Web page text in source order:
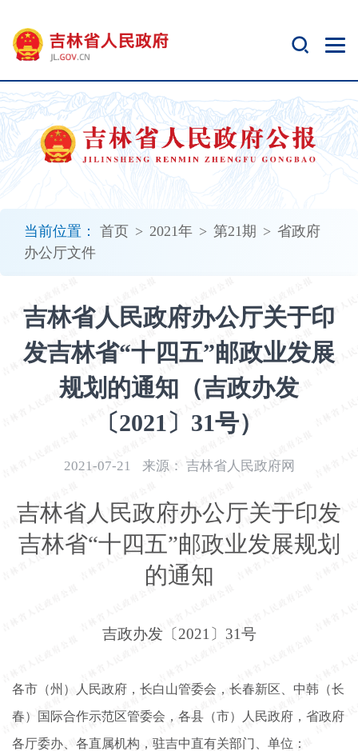
当前位置： 首页 > 2021年 > 第21期 > 省政府
办公厅文件
吉林省人民政府办公厅关于印
发吉林省“十四五”邮政业发展
规划的通知（吉政办发
〔2021〕31号）
2021-07-21 来源： 吉林省人民政府网
吉林省人民政府办公厅关于印发
吉林省“十四五”邮政业发展规划
的通知
吉政办发〔2021〕31号
各市（州）人民政府，长白山管委会，长春新区、中韩（长
春）国际合作示范区管委会，各县（市）人民政府，省政府
各厅委办、各直属机构，驻吉中直有关部门、单位：
开
无
障
碍
说
明
加